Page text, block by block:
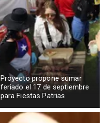
Proyecto propone sumar
feriado el 17 de septiembre
para Fiestas Patrias